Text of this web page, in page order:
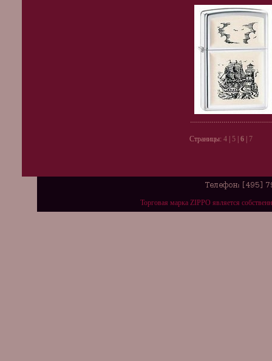
Страницы: 4 5 6 7
Торговая марка ZIPPO является